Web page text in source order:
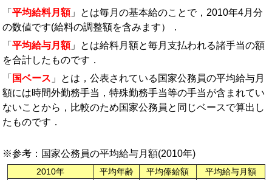
「 平均給料月額」とは毎月の基本給のことで，2010年4月分
の数値です(給料の調整額を含みます）．
「 平均給与月額」とは給料月額と毎月支払われる諸手当の額
を合計したものです．
「 国ベース 」とは，公表されている国家公務員の平均給与月
額には時間外勤務手当，特殊勤務手当等の手当が含まれてい
ないことから，比較のため国家公務員と同じベースで算出し
たものです．
※参考：国家公務員の平均給与月額(2010年)
2010年 平均年齢 平均俸給額
平均給与月額